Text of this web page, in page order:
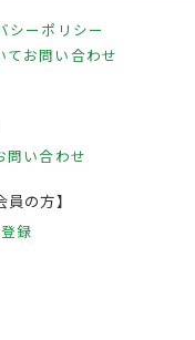
シーポリシー
てお問い合わせ
問い合わせ
の方】
録